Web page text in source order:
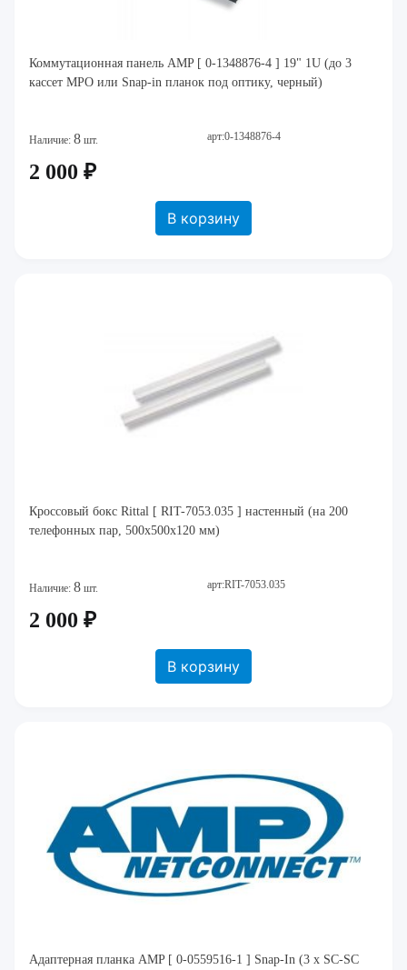
Коммутационная панель AMP [ 0-1348876-4 ] 19" 1U (до 3
кассет MPO или Snap-in планок под оптику, черный)
Наличие: 8 шт. арт:0-1348876-4
2 000 ₽
В корзину
Кроссовый бокс Rittal [ RIT-7053.035 ] настенный (на 200
телефонных пар, 500x500x120 мм)
Наличие: 8 шт. арт:RIT-7053.035
2 000 ₽
В корзину
Адаптерная планка AMP [ 0-0559516-1 ] Snap-In (3 x SC-SC